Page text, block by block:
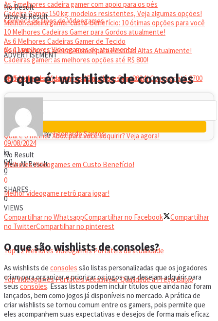
As 7 melhores cadeira gamer com apoio para os pés
Cadeira Gamer 150 kg: modelos resistentes, Veja algumas opções!
Melhor cadeira gamer custo-benefício: 10 ótimas opções para você
10 Melhores Cadeiras Gamer para Gordos atualmente!
As 6 Melhores Cadeiras Gamer de Tecido
As 6 Melhores Cadeiras Gamer para Pessoas Altas Atualmente!
Cadeiras gamer: as melhores opções até R$ 800!
Melhor headset gamer: os 10 melhores em 2024!
No Result
View All Result
Conheça os tipos de Videogames
Os 11 melhores Videogames de atualmente!
Os 5 Melhores Videogames Baratos e Bons para Comprar até 2700
Reais
Qual é o melhor Xbox para você adquirir? Veja agora!
Melhores Videogames em Custo Benefício!
Melhor videogame retrô para jogar!
VIDEOGAMES PORTÁTEIS
Top 12 Melhores Videogames Portáteis da atualidade
Top Videogames Portáteis Acessíveis: Qualidade a Preço Baixo
CADEIRA GAMER
No Result
View All Result
ADVERTISEMENT
O que é: wishlists de consoles
byLeonardo Santos
09/08/2024
in
00
0
0
SHARES
0
VIEWS
Compartilhar no WhatsappCompartilhar no Facebook
Compartilhar
no TwitterCompartilhar no pinterest
O que são wishlists de consoles?
As wishlists de consoles são listas personalizadas que os jogadores
criam para organizar e priorizar os jogos que desejam adquirir para
seusconsoles. Essas listas podem incluir títulos que ainda não foram
lançados, bem como jogos já disponíveis no mercado. A prática de
criar wishlists se tornou comum entre os gamers, pois permite que
eles acompanhem suas expectativas e desejos de forma mais eficaz.